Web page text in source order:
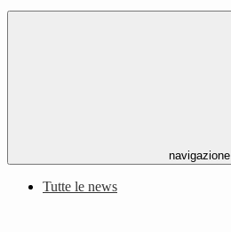
navigazione
Tutte le news